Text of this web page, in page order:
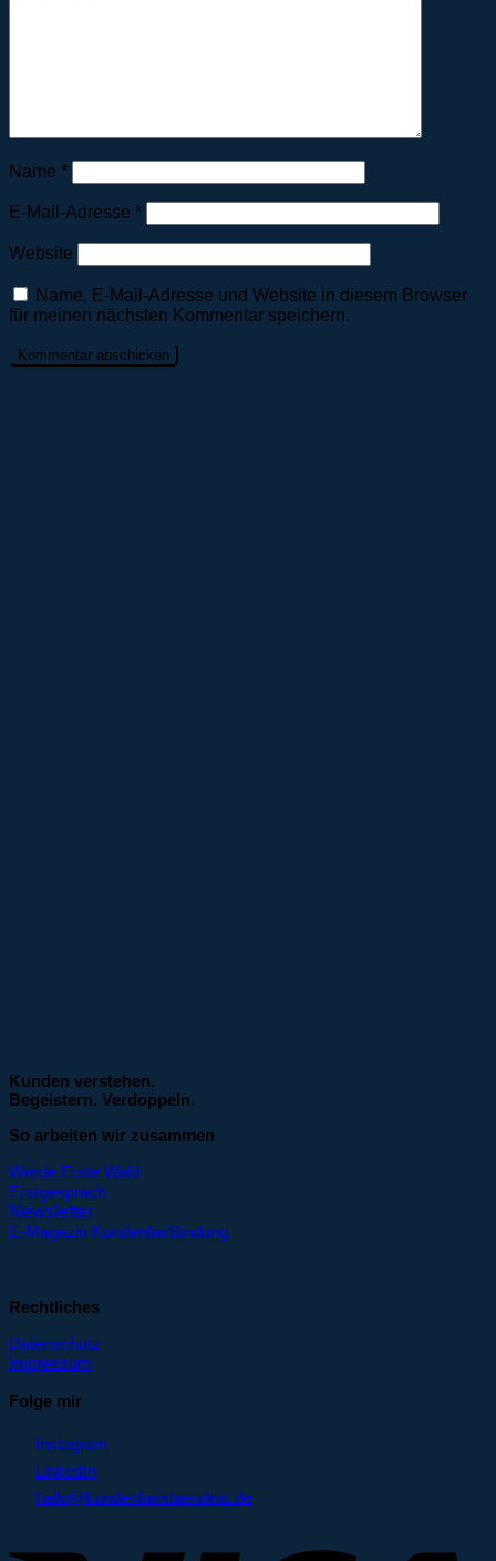
Name *
E-Mail-Adresse *
Website
Name, E-Mail-Adresse und Website in diesem Browser
für meinen nächsten Kommentar speichern.
Kunden verstehen.
Begeistern. Verdoppeln.
So arbeiten wir zusammen
Werde Erste Wahl
Erstgespräch
Newsletter
E-Magazin KundenfairBindung
Rechtliches
Datenschutz
Impressum
Folge mir
Instagram
LinkedIn
hallo@kundenfairstaendnis.de